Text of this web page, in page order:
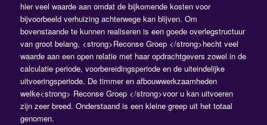
hier veel waarde aan omdat de bijkomende kosten voor
bijvoorbeeld verhuizing achterwege kan blijven. Om
bovenstaande te kunnen realiseren is een goede overlegstructuur
van groot belang, <strong>Reconse Groep </strong>hecht veel
waarde aan een open relatie met haar opdrachtgevers zowel in de
calculatie periode, voorbereidingsperiode en de uiteindelijke
uitvoeringsperiode. De timmer en afbouwwerkzaamheden
welke<strong> Reconse Groep </strong>voor u kan uitvoeren
zijn zeer breed. Onderstaand is een kleine greep uit het totaal
genomen.